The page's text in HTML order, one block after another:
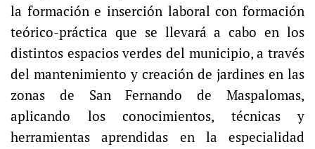
la formación e inserción laboral con formación
teórico-práctica que se llevará a cabo en los
distintos espacios verdes del municipio, a través
del mantenimiento y creación de jardines en las
zonas de San Fernando de Maspalomas,
aplicando los conocimientos, técnicas y
herramientas aprendidas en la especialidad